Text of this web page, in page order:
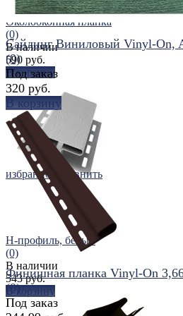
избранное сравнить
Околооконная планка
(0)
В наличии
590 руб.
В корзину
H-профиль, белый
(0)
В наличии
543 руб.
В корзину
избранное сравнить
Сайдинг Виниловый Vinyl-On,
(0)
Под заказ
320 руб.
В корзину
Финишная планка Vinyl-On
(0)
Под заказ